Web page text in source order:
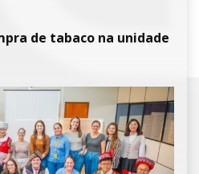
de tabaco na unidade